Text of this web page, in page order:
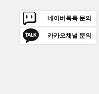
네이버톡톡 문의
카카오채널 문의